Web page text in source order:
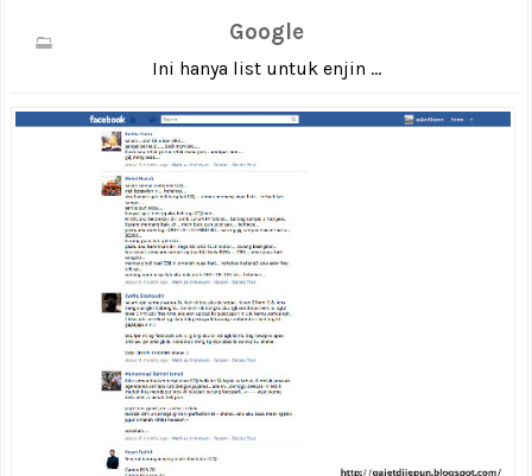
Google
Ini hanya list untuk enjin ...